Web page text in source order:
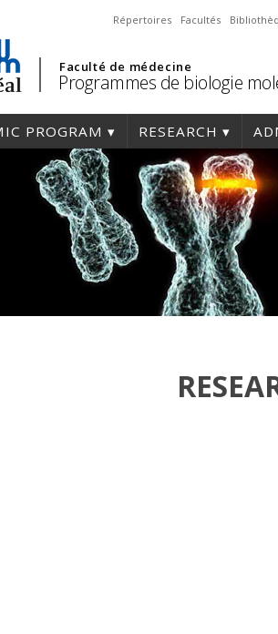
Répertoires Facultés
Faculté de médecine
Programmes de biologie
PROGRAM RESEARCH